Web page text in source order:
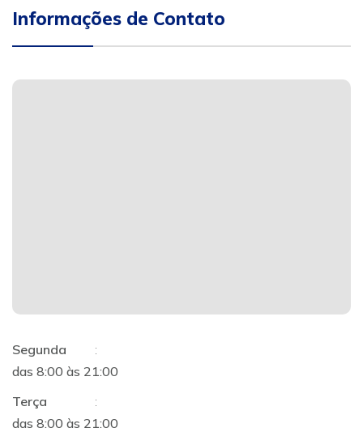
Informações de Contato
Segunda
:
das 8:00 às 21:00
Terça
:
das 8:00 às 21:00